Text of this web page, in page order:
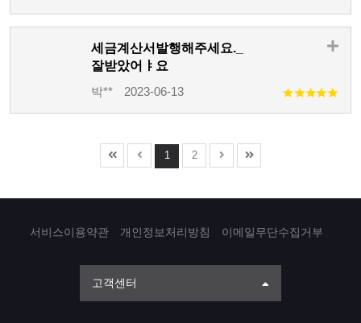
세금계산서발행해주세요._
잘받았어ㅑ요
박**
2023-06-13
1 2
서비스이용약관 개인정보처리방침 이메일무단수집거부
고객센터